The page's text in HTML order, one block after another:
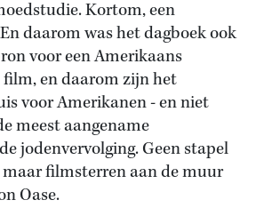
Kortom, een
daarom was het dagboek ook
voor een Amerikaans
en daarom zijn het
voor Amerikanen - en niet
meest aangename
jodenvervolging. Geen stapel
filmsterren aan de muur
Oase.